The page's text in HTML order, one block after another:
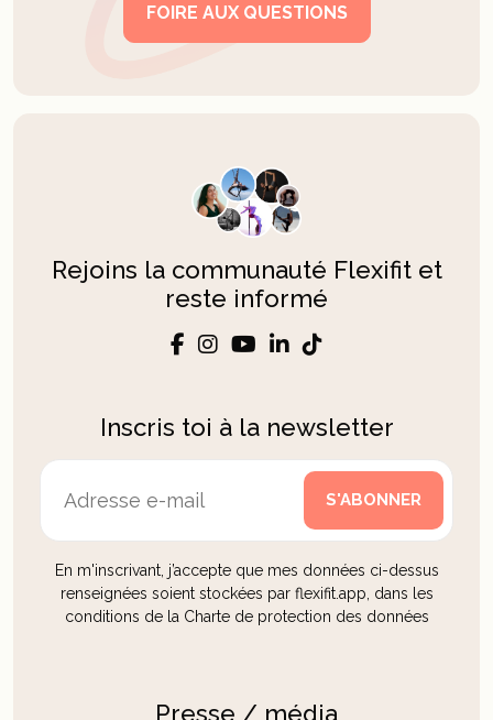
FOIRE AUX QUESTIONS
Rejoins la communauté Flexifit et
reste informé
Inscris toi à la newsletter
En m'inscrivant, j’accepte que mes données ci-dessus
renseignées soient stockées par flexifit.app, dans les
conditions de la Charte de protection des données
Presse / média